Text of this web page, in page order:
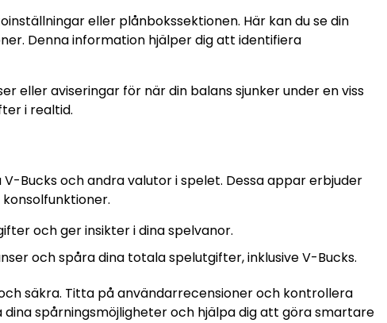
eller plånbokssektionen. Här kan du se din
Denna information hjälper dig att identifiera
eller aviseringar för när din balans sjunker under en viss
i realtid.
Bucks och andra valutor i spelet. Dessa appar erbjuder
och ger insikter i dina spelvanor.
och spåra dina totala spelutgifter, inklusive V-Bucks.
säkra. Titta på användarrecensioner och kontrollera
spårningsmöjligheter och hjälpa dig att göra smartare